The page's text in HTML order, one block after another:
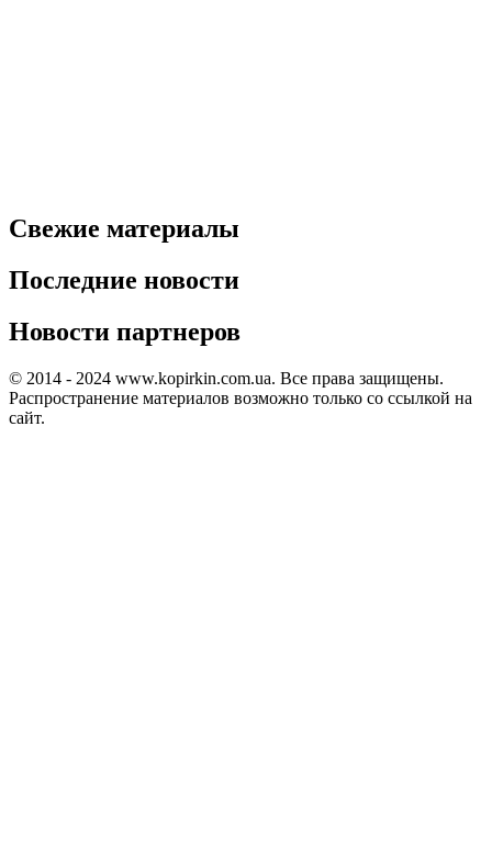
Свежие материалы
Последние новости
Новости партнеров
© 2014 - 2024 www.kopirkin.com.ua. Все права защищены.
Распространение материалов возможно только со ссылкой на
сайт.